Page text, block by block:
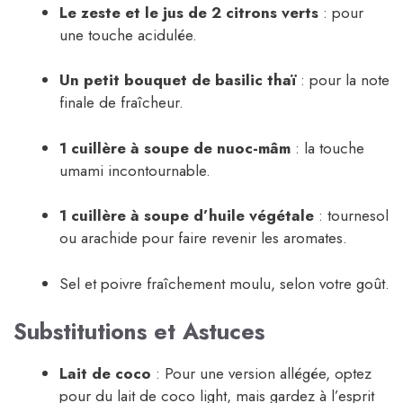
Le zeste et le jus de 2 citrons verts : pour
une touche acidulée.
Un petit bouquet de basilic thaï: pour la note
finale de fraîcheur.
1 cuillère à soupe de nuoc-mâm : la touche
umami incontournable.
1 cuillère à soupe d’huile végétale : tournesol
ou arachide pour faire revenir les aromates.
Sel et poivre fraîchement moulu, selon votre goût.
Substitutions et Astuces
Lait de coco : Pour une version allégée, optez
pour du lait de coco light, mais gardez à l’esprit